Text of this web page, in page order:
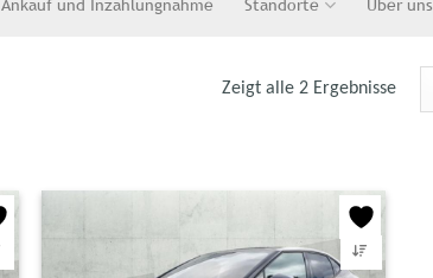
Ankauf und Inzahlungnahme Standorte Über uns
Zeigt alle 2 Ergebnisse